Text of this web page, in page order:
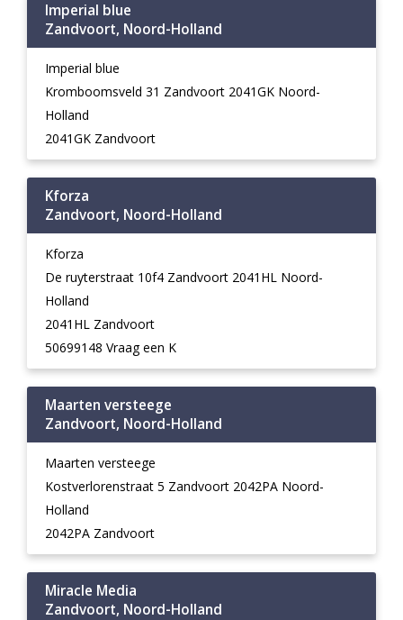
Imperial blue
Zandvoort, Noord-Holland
Imperial blue
Kromboomsveld 31 Zandvoort 2041GK Noord-
Holland
2041GK Zandvoort
Kforza
Zandvoort, Noord-Holland
Kforza
De ruyterstraat 10f4 Zandvoort 2041HL Noord-
Holland
2041HL Zandvoort
50699148 Vraag een K
Maarten versteege
Zandvoort, Noord-Holland
Maarten versteege
Kostverlorenstraat 5 Zandvoort 2042PA Noord-
Holland
2042PA Zandvoort
Miracle Media
Zandvoort, Noord-Holland